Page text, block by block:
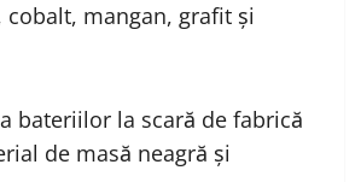
mangan, grafit și
bateriilor la scară de fabrică
de masă neagră și